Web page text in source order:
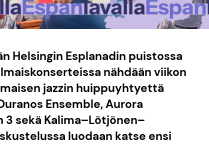
Helsingin Esplanadin puistossa
nähdään viikon
jazzin huippuyhtyettä
Ensemble, Aurora
3 sekä Kalima–Lötjönen–
luodaan katse ensi